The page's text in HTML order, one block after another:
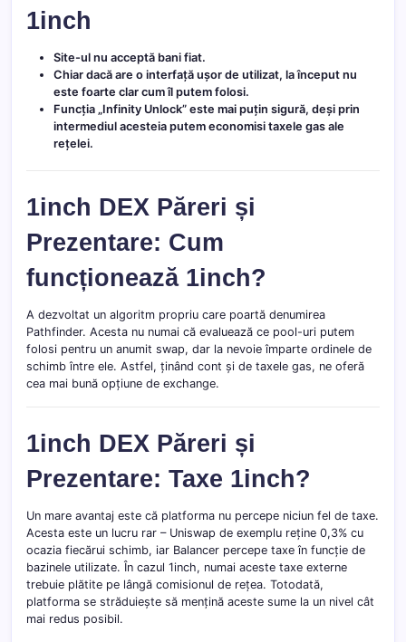
1inch
Site-ul nu acceptă bani fiat.
Chiar dacă are o interfață ușor de utilizat, la început nu
este foarte clar cum îl putem folosi.
Funcția „Infinity Unlock” este mai puțin sigură, deși prin
intermediul acesteia putem economisi taxele gas ale
rețelei.
1inch DEX Păreri și
Prezentare: Cum
funcționează 1inch?
A dezvoltat un algoritm propriu care poartă denumirea
Pathfinder. Acesta nu numai că evaluează ce pool-uri putem
folosi pentru un anumit swap, dar la nevoie împarte ordinele de
schimb între ele. Astfel, ținând cont și de taxele gas, ne oferă
cea mai bună opțiune de exchange.
1inch DEX Păreri și
Prezentare: Taxe 1inch?
Un mare avantaj este că platforma nu percepe niciun fel de taxe.
Acesta este un lucru rar – Uniswap de exemplu reține 0,3% cu
ocazia fiecărui schimb, iar Balancer percepe taxe în funcție de
bazinele utilizate. În cazul 1inch, numai aceste taxe externe
trebuie plătite pe lângă comisionul de rețea. Totodată,
platforma se străduiește să mențină aceste sume la un nivel cât
mai redus posibil.